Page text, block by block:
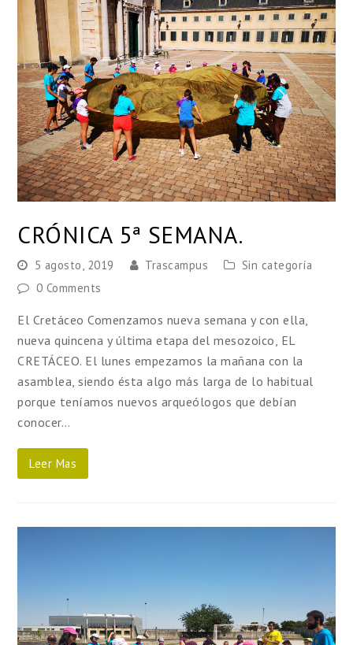
CRÓNICA 5ª SEMANA.
5 agosto, 2019 Trascampus
Sin categoría
0 Comments
El Cretáceo Comenzamos nueva semana y con ella,
nueva quincena y última etapa del mesozoico, EL
CRETÁCEO. El lunes empezamos la mañana con la
asamblea, siendo ésta algo más larga de lo habitual
porque teníamos nuevos arqueólogos que debían
conocer…
Leer Mas